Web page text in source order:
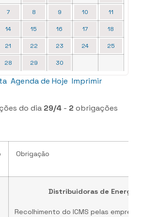
7 8 9 10 11
14 15 16 17 18
21 22 23 24 25
28 29 30
Agenda de Hoje Imprimir
do dia 29/4 - 2 obrigações
Obrigação
Distribuidoras de Energia
Recolhimento do ICMS pelas